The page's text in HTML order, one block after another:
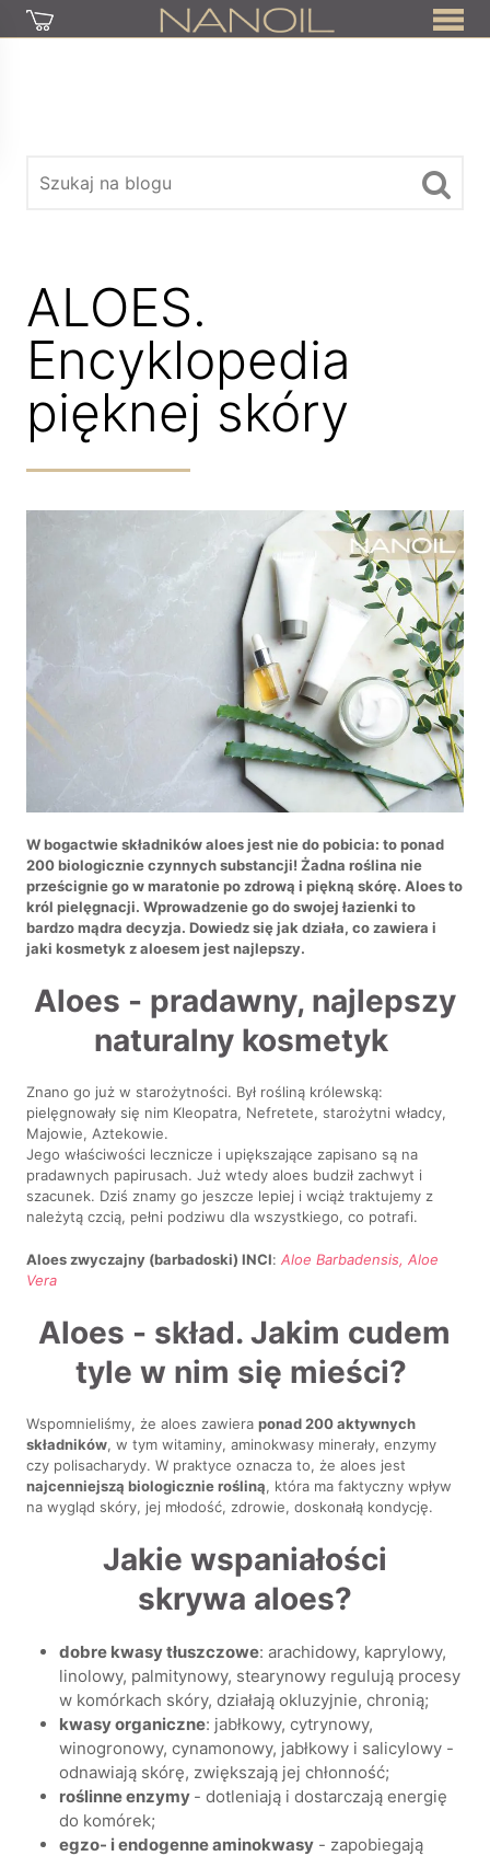
ALOES.
Encyklopedia
pięknej skóry
W bogactwie składników aloes jest nie do pobicia: to ponad
200 biologicznie czynnych substancji! Żadna roślina nie
prześcignie go w maratonie po zdrową i piękną skórę. Aloes to
król pielęgnacji. Wprowadzenie go do swojej łazienki to
bardzo mądra decyzja. Dowiedz się jak działa, co zawiera i
jaki kosmetyk z aloesem jest najlepszy.
Aloes - pradawny, najlepszy
naturalny kosmetyk
Znano go już w starożytności. Był rośliną królewską:
pielęgnowały się nim Kleopatra, Nefretete, starożytni władcy,
Majowie, Aztekowie.
Jego właściwości lecznicze i upiększające zapisano są na
pradawnych papirusach. Już wtedy aloes budził zachwyt i
szacunek. Dziś znamy go jeszcze lepiej i wciąż traktujemy z
należytą czcią, pełni podziwu dla wszystkiego, co potrafi.
Aloes zwyczajny (barbadoski) INCI:Aloe Barbadensis, Aloe
Vera
Aloes - skład. Jakim cudem
tyle w nim się mieści?
Wspomnieliśmy, że aloes zawieraponad 200 aktywnych
składników, w tym witaminy, aminokwasy minerały, enzymy
czy polisacharydy. W praktyce oznacza to, że aloes jest
najcenniejszą biologicznie rośliną, która ma faktyczny wpływ
na wygląd skóry, jej młodość, zdrowie, doskonałą kondycję.
Jakie wspaniałości
skrywa aloes?
dobre kwasy tłuszczowe: arachidowy, kaprylowy,
linolowy, palmitynowy, stearynowy regulują procesy
w komórkach skóry, działają okluzyjnie, chronią;
kwasy organiczne: jabłkowy, cytrynowy,
winogronowy, cynamonowy, jabłkowy i salicylowy -
odnawiają skórę, zwiększają jej chłonność;
roślinne enzymy - dotleniają i dostarczają energię
do komórek;
egzo- i endogenne aminokwasy - zapobiegają